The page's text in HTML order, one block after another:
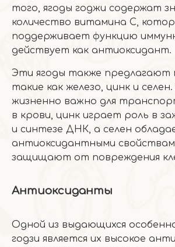
того, ягоды годжи содержат
количество витамина С,
поддерживает функцию
действует как антиоксидант.
Эти ягоды также предлагают
такие как железо, цинк и
жизненно важно для
в крови, цинк играет роль в
и синтезе ДНК, а селен
антиоксидантными
защищают от повреждения
Антиоксиданты
Одной из выдающихся
годзи является их высокое